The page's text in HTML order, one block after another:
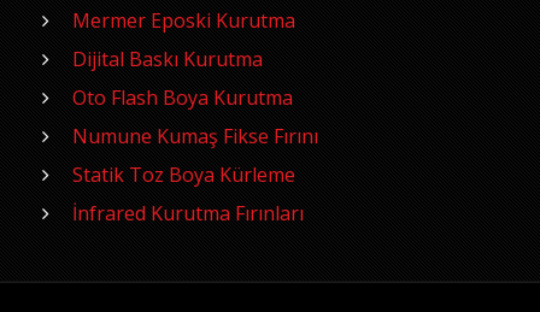
Mermer Eposki Kurutma
Dijital Baskı Kurutma
Oto Flash Boya Kurutma
Numune Kumaş Fikse Fırını
Statik Toz Boya Kürleme
İnfrared Kurutma Fırınları